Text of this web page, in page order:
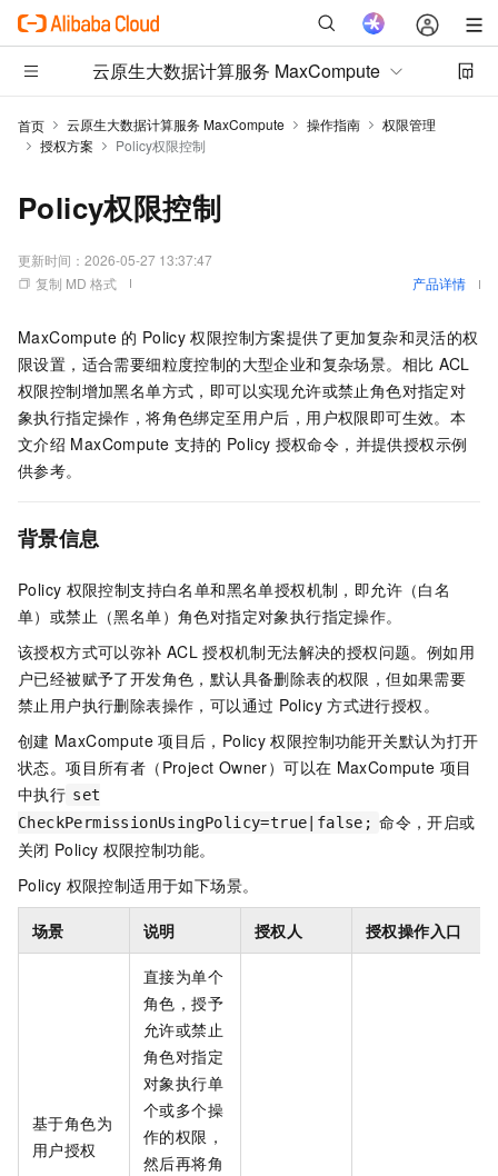
云原生大数据计算服务 MaxCompute
首页 云原生大数据计算服务 MaxCompute 操作指南
权限管理
授权方案
Policy权限控制
Policy权限控制
更新时间： 2026-05-27 13:37:47
复制 MD 格式
产品详情
MaxCompute 的 Policy 权限控制方案提供了更加复杂和灵活的权
限设置，适合需要细粒度控制的大型企业和复杂场景。相比 ACL
权限控制增加黑名单方式，即可以实现允许或禁止角色对指定对
象执行指定操作，将角色绑定至用户后，用户权限即可生效。本
文介绍 MaxCompute 支持的 Policy 授权命令，并提供授权示例
供参考。
背景信息
Policy 权限控制支持白名单和黑名单授权机制，即允许（白名
单）或禁止（黑名单）角色对指定对象执行指定操作。
该授权方式可以弥补 ACL 授权机制无法解决的授权问题。例如用
户已经被赋予了开发角色，默认具备删除表的权限，但如果需要
禁止用户执行删除表操作，可以通过 Policy 方式进行授权。
创建 MaxCompute 项目后，Policy 权限控制功能开关默认为打开
状态。项目所有者（Project Owner）可以在 MaxCompute 项目
中执行 set
CheckPermissionUsingPolicy=true|false; 命令，开启或
关闭 Policy 权限控制功能。
Policy 权限控制适用于如下场景。
场景 说明 授权人 授权操作入口
基于角色为
用户授权
直接为单个
角色，授予
允许或禁止
角色对指定
对象执行单
个或多个操
作的权限，
然后再将角